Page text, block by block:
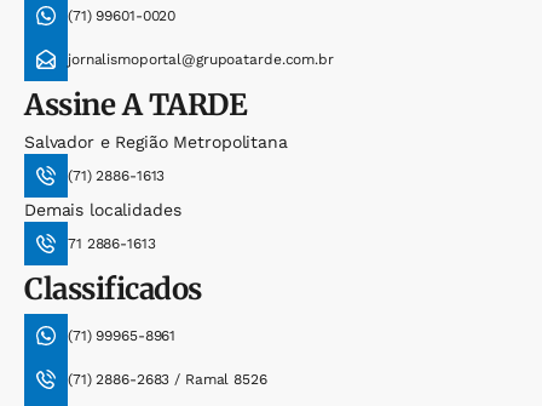
(71) 99601-0020
jornalismoportal@grupoatarde.com.br
AssineA TARDE
Salvador e Região Metropolitana
(71) 2886-1613
Demais localidades
71 2886-1613
Classificados
(71) 99965-8961
(71) 2886-2683 / Ramal 8526